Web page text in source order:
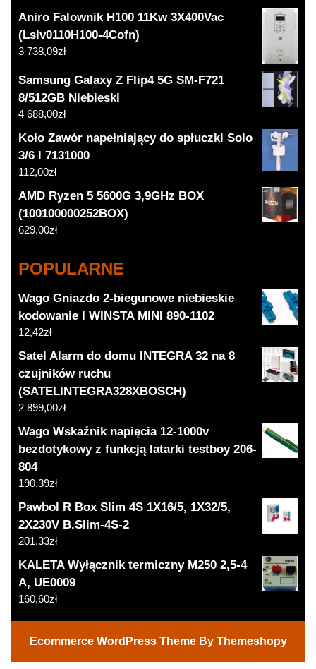
Aniro Falownik H100 11Kw 3X400Vac
(Lslv0110H100-4Cofn)
3 738,09zł
Samsung Galaxy Z Flip4 5G SM-F721
8/512GB Niebieski
4 688,00zł
Koło Zawór napełniający do spłuczki Solo
3/6 l 7131000
112,00zł
AMD Ryzen 5 5600G 3,9GHz BOX
(100100000252BOX)
629,00zł
POPULARNE
Wago Gniazdo 2-biegunowe niebieskie
kodowanie I WINSTA MINI 890-1102
12,42zł
Satel Alarm do domu INTEGRA 32 na 8
czujników ruchu
(SATELINTEGRA328XBOSCH)
2 899,00zł
Wago Wskaźnik napięcia 12-1000v
bezdotykowy z funkcją latarki testboy 206-
804
190,39zł
Pawbol R Box Slim 4S 1X16/5, 1X32/5,
2X230V B.Slim-4S-2
201,33zł
KALETA Wyłącznik termiczny M250 2,5-4
A, UE0009
160,60zł
Ecommerce WordPress ThemeBy Themeshopy